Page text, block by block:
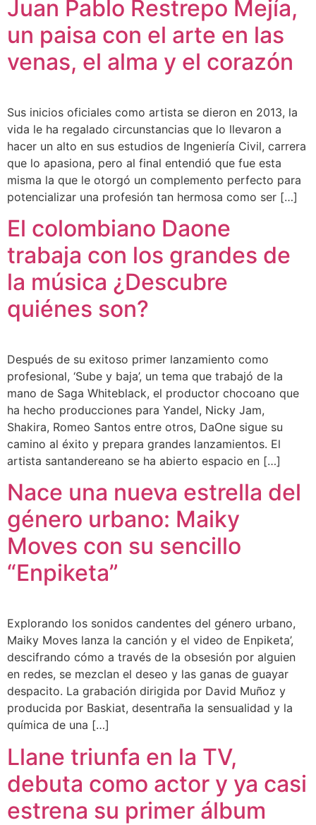
Juan Pablo Restrepo Mejía,
un paisa con el arte en las
venas, el alma y el corazón
Sus inicios oficiales como artista se dieron en 2013, la
vida le ha regalado circunstancias que lo llevaron a
hacer un alto en sus estudios de Ingeniería Civil, carrera
que lo apasiona, pero al final entendió que fue esta
misma la que le otorgó un complemento perfecto para
potencializar una profesión tan hermosa como ser […]
El colombiano Daone
trabaja con los grandes de
la música ¿Descubre
quiénes son?
Después de su exitoso primer lanzamiento como
profesional, ‘Sube y baja’, un tema que trabajó de la
mano de Saga Whiteblack, el productor chocoano que
ha hecho producciones para Yandel, Nicky Jam,
Shakira, Romeo Santos entre otros, DaOne sigue su
camino al éxito y prepara grandes lanzamientos. El
artista santandereano se ha abierto espacio en […]
Nace una nueva estrella del
género urbano: Maiky
Moves con su sencillo
“Enpiketa”
Explorando los sonidos candentes del género urbano,
Maiky Moves lanza la canción y el video de Enpiketa’,
descifrando cómo a través de la obsesión por alguien
en redes, se mezclan el deseo y las ganas de guayar
despacito. La grabación dirigida por David Muñoz y
producida por Baskiat, desentraña la sensualidad y la
química de una […]
Llane triunfa en la TV,
debuta como actor y ya casi
estrena su primer álbum